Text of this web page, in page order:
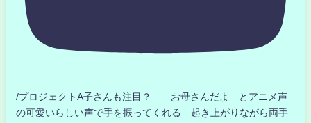
/プロジェクトA子さんも注目？ お母さんだよ とアニメ声
の可愛いらしい声で手を振ってくれる 起き上がりながら両手